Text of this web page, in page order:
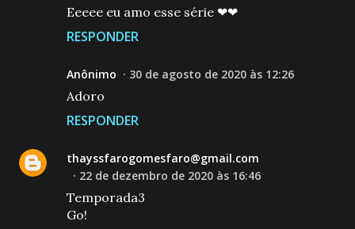
Eeeee eu amo esse série ❤❤
RESPONDER
Anônimo 30 de agosto de 2020 às 12:26
Adoro
RESPONDER
thayssfarogomesfaro@gmail.com
22 de dezembro de 2020 às 16:46
Temporada3
Go!